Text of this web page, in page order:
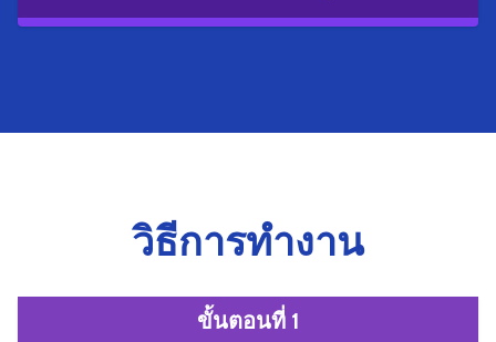
วิธีการทำงาน
ขั้นตอนที่ 1